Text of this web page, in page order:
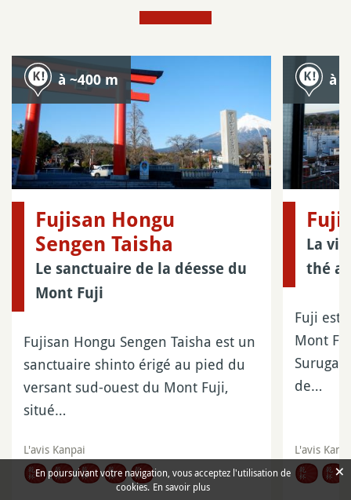
à ~400 m
Fujisan Hongu
Sengen Taisha
Le sanctuaire de la déesse du
Mont Fuji
Fujisan Hongu Sengen Taisha est un
sanctuaire shinto érigé au pied du
versant sud-ouest du Mont Fuji,
situé…
L'avis Kanpai
à
Fuji
La
thé
Fuji est
Mont
Suruga
de…
L'avis
En poursuivant votre navigation, vous acceptez l'utilisation de
cookies. En savoir plus
×